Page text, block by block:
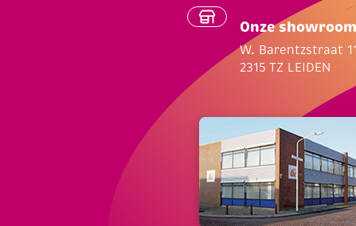
Onze showroom
W. Barentzstraat
2315 TZ LEIDEN